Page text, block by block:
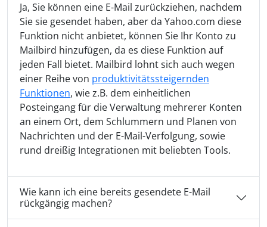
Ja, Sie können eine E-Mail zurückziehen, nachdem
Sie sie gesendet haben, aber da Yahoo.com diese
Funktion nicht anbietet, können Sie Ihr Konto zu
Mailbird hinzufügen, da es diese Funktion auf
jeden Fall bietet. Mailbird lohnt sich auch wegen
einer Reihe von produktivitätssteigernden
Funktionen, wie z.B. dem einheitlichen
Posteingang für die Verwaltung mehrerer Konten
an einem Ort, dem Schlummern und Planen von
Nachrichten und der E-Mail-Verfolgung, sowie
rund dreißig Integrationen mit beliebten Tools.
Wie kann ich eine bereits gesendete E-Mail
rückgängig machen?